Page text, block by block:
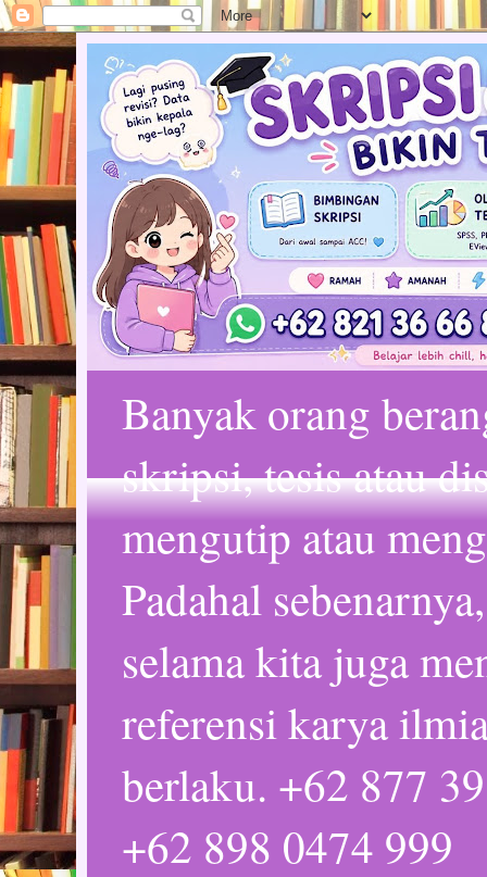
Banyak orang
skripsi, tesis atau
mengutip atau
Padahal
selama kita juga
referensi karya
berlaku. +62 877
+62 898 0474 999